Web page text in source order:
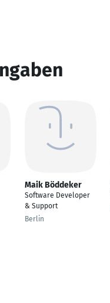
Maik Böddeker
Software Developer
& Support
Berlin